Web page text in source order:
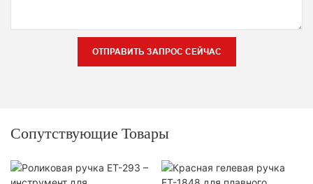
ОТПРАВИТЬ ЗАПРОС СЕЙЧАС
Сопутствующие Товары